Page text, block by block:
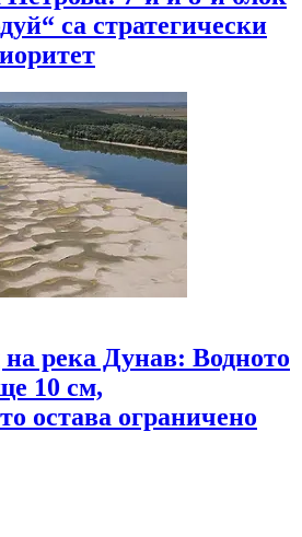
са стратегически
река Дунав: Водното
10 см,
остава ограничено